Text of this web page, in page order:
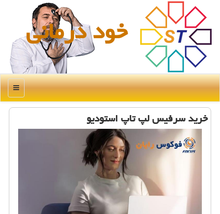
خود درمانی
منو
خرید سرفیس لپ تاپ استودیو